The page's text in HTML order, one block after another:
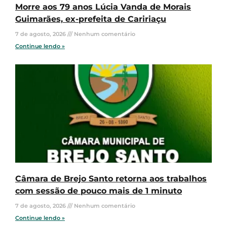
Morre aos 79 anos Lúcia Vanda de Morais
Guimarães, ex-prefeita de Caririaçu
7 de agosto, 2026
Nenhum comentário
Continue lendo »
Câmara de Brejo Santo retorna aos trabalhos
com sessão de pouco mais de 1 minuto
7 de agosto, 2026
Nenhum comentário
Continue lendo »